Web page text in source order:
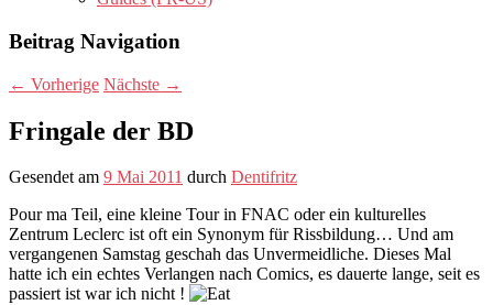
Beitrag Navigation
← Vorherige Nächste →
Fringale der BD
Gesendet am 9 Mai 2011 durch Dentifritz
Pour ma Teil, eine kleine Tour in FNAC oder ein kulturelles
Zentrum Leclerc ist oft ein Synonym für Rissbildung… Und am
vergangenen Samstag geschah das Unvermeidliche. Dieses Mal
hatte ich ein echtes Verlangen nach Comics, es dauerte lange, seit es
passiert ist war ich nicht !